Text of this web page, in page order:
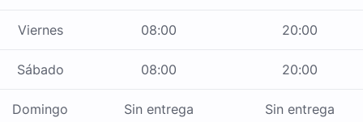
Viernes 08:00 20:00
Sábado 08:00 20:00
Domingo Sin entrega Sin entrega